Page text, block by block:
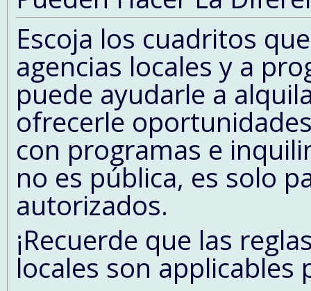
Escoja los cuadritos que promueven listados a
agencias locales y a
puede ayudarle a
ofrecerle
con programas e
no es pública, es solo
autorizados.
¡Recuerde que las
locales son